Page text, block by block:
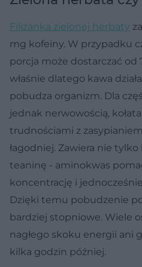
Filiżanka zielonej herbaty
mg kofeiny. W przypadku
porcja może dostarczać od
właśnie dlatego kawa
pobudza organizm. Dla
jednak nerwowością,
trudnościami z
łagodniej. Zawiera nie
teaninę - aminokwas
koncentrację i
Dzięki temu pobudzenie
bardziej stopniowe. Wiele
nagłego skoku energii ani
kilka godzin później.